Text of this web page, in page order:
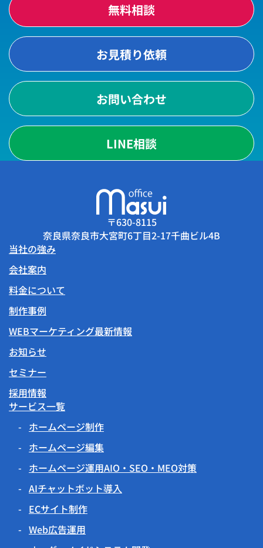
無料相談
お見積り依頼
お問い合わせ
LINE相談
〒630-8115
奈良県奈良市大宮町6丁目2-17千曲ビル4B
当社の強み
会社案内
料金について
制作事例
WEBマーケティング最新情報
お知らせ
セミナー
採用情報
サービス一覧
ホームページ制作
ホームページ編集
ホームページ運用AIO・SEO・MEO対策
AIチャットボット導入
ECサイト制作
Web広告運用